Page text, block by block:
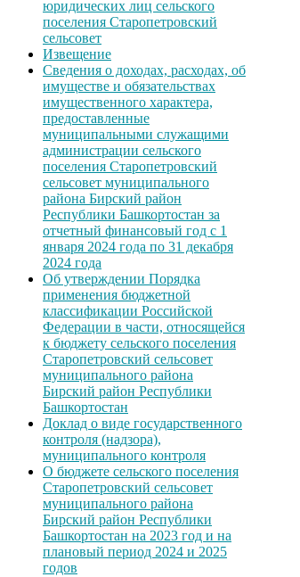
юридических лиц сельского
поселения Старопетровский
сельсовет
Извещение
Сведения о доходах, расходах, об
имуществе и обязательствах
имущественного характера,
предоставленные
муниципальными служащими
администрации сельского
поселения Старопетровский
сельсовет муниципального
района Бирский район
Республики Башкортостан за
отчетный финансовый год с 1
января 2024 года по 31 декабря
2024 года
Об утверждении Порядка
применения бюджетной
классификации Российской
Федерации в части, относящейся
к бюджету сельского поселения
Старопетровский сельсовет
муниципального района
Бирский район Республики
Башкортостан
Доклад о виде государственного
контроля (надзора),
муниципального контроля
О бюджете сельского поселения
Старопетровский сельсовет
муниципального района
Бирский район Республики
Башкортостан на 2023 год и на
плановый период 2024 и 2025
годов